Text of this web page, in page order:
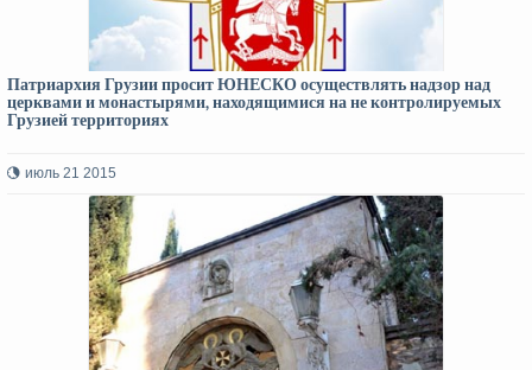
Патриархия Грузии просит ЮНЕСКО осуществлять надзор над
церквами и монастырями, находящимися на не контролируемых
Грузией территориях
июль 21 2015